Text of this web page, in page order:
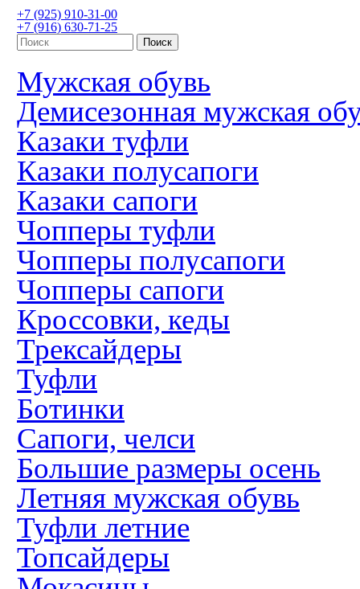
+7 (925) 910-31-00
+7 (916) 630-71-25
Мужская обувь
Демисезонная мужская
Казаки туфли
Казаки полусапоги
Казаки сапоги
Чопперы туфли
Чопперы полусапоги
Чопперы сапоги
Кроссовки, кеды
Трексайдеры
Туфли
Ботинки
Сапоги, челси
Большие размеры осень
Летняя мужская обувь
Туфли летние
Топсайдеры